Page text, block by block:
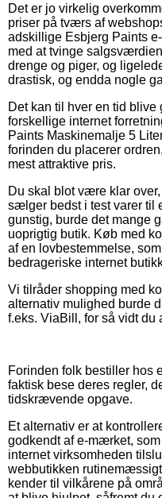
Det er jo virkelig
priser på tværs af
adskillige Esbjerg Paints
med at tvinge
drenge og piger, og
drastisk, og endda nogle
Det kan til hver en tid
forskellige internet
Paints Maskinemalje 5
forinden du placerer
mest attraktive pris.
Du skal blot være klar
sælger bedst i test varer til
gunstig, burde det mange
uoprigtig butik. Køb med
af en lovbestemmelse,
bedrageriske internet
Vi tilråder shopping med
alternativ mulighed burde
f.eks. ViaBill, for så vidt
Forinden folk bestiller hos
faktisk bese deres regler,
tidskrævende opgave.
Et alternativ er at
godkendt af e-mærket,
internet virksomheden
webbutikken
kender til vilkårene på